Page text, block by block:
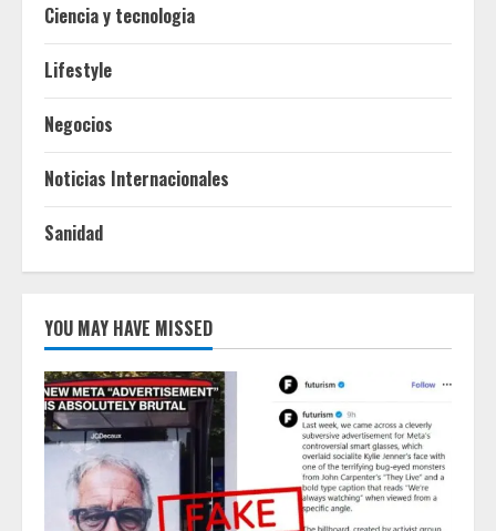
Ciencia y tecnologia
Lifestyle
Negocios
Noticias Internacionales
Sanidad
YOU MAY HAVE MISSED